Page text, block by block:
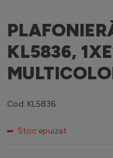
KL5836,
Cod: KL5836
Stoc epuizat